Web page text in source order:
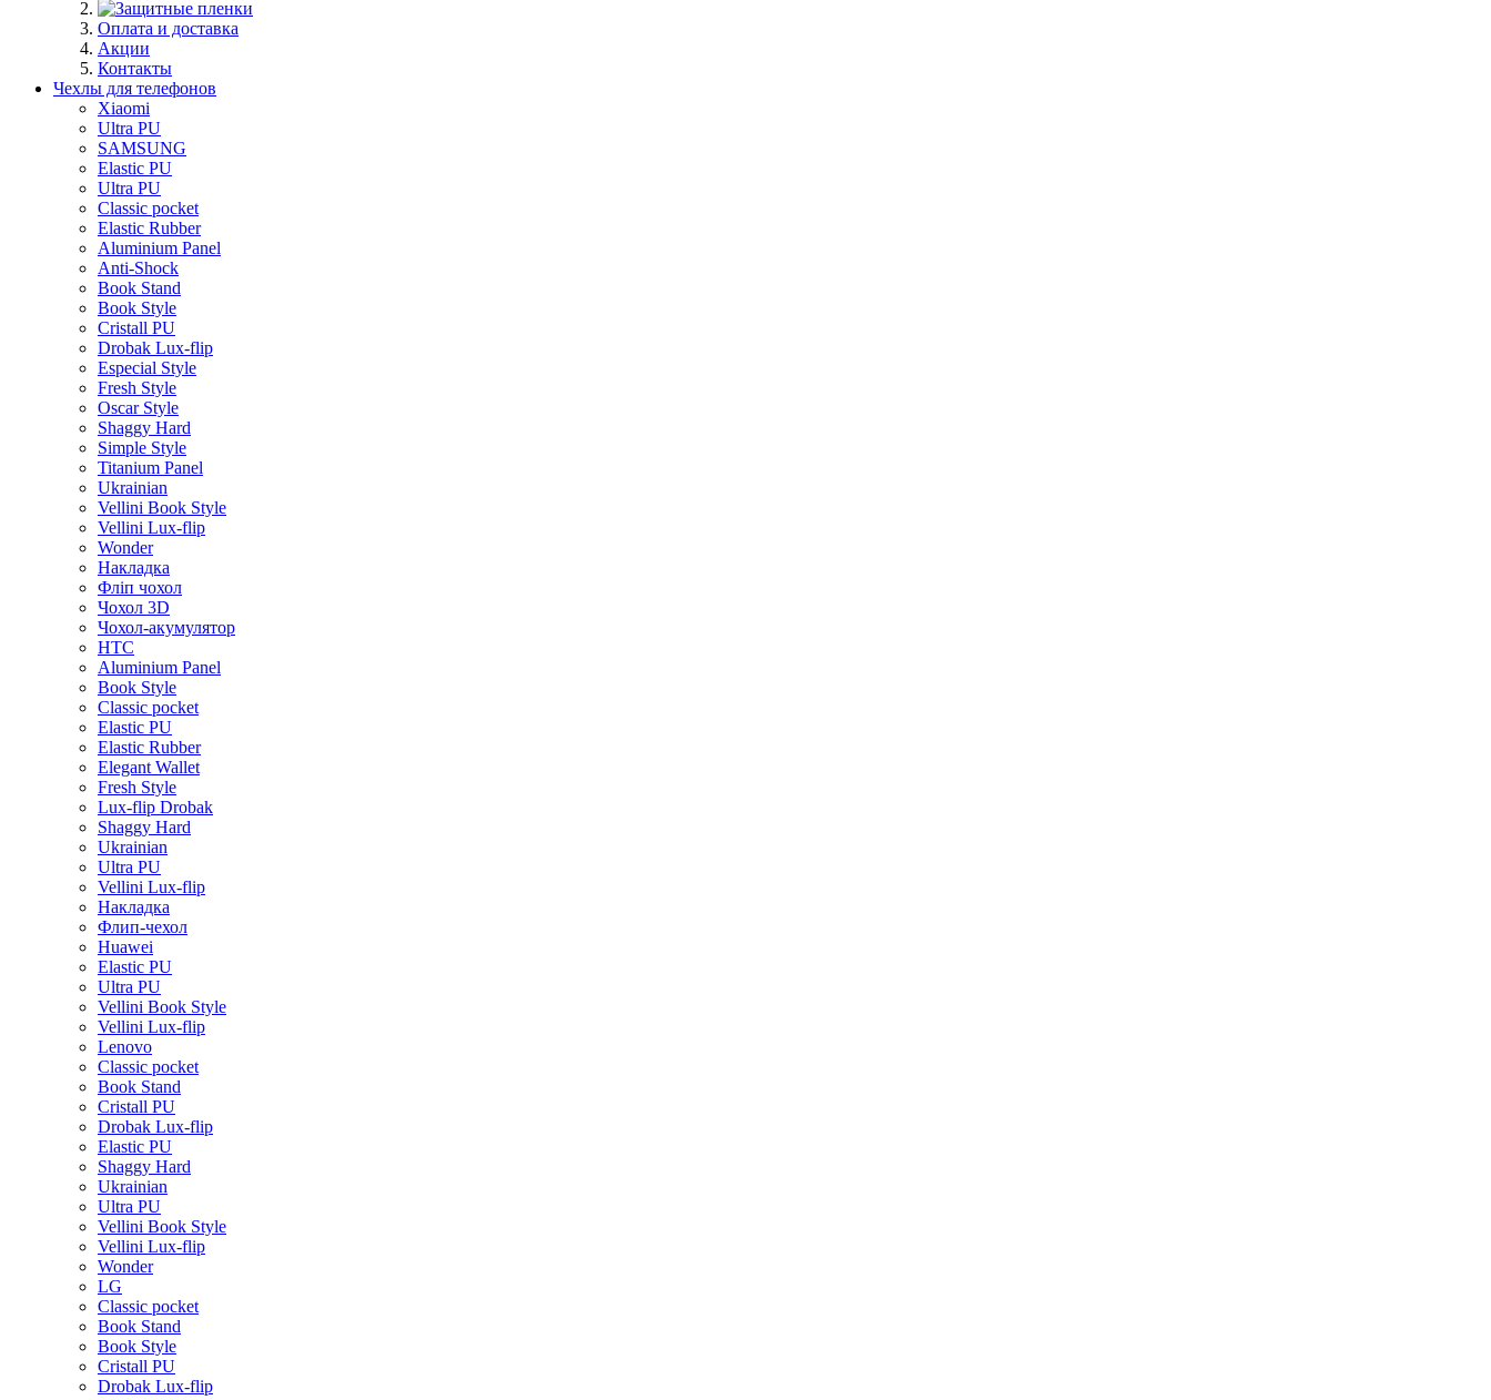
Оплата и доставка
Акции
Контакты
Чехлы для телефонов
Xiaomi
Ultra PU
SAMSUNG
Elastic PU
Ultra PU
Classic pocket
Elastic Rubber
Aluminium Panel
Anti-Shock
Book Stand
Book Style
Cristall PU
Drobak Lux-flip
Especial Style
Fresh Style
Oscar Style
Shaggy Hard
Simple Style
Titanium Panel
Ukrainian
Vellini Book Style
Vellini Lux-flip
Wonder
Накладка
Фліп чохол
Чохол 3D
Чохол-акумулятор
HTC
Aluminium Panel
Book Style
Classic pocket
Elastic PU
Elastic Rubber
Elegant Wallet
Fresh Style
Lux-flip Drobak
Shaggy Hard
Ukrainian
Ultra PU
Vellini Lux-flip
Накладка
Флип-чехол
Huawei
Elastic PU
Ultra PU
Vellini Book Style
Vellini Lux-flip
Lenovo
Classic pocket
Book Stand
Cristall PU
Drobak Lux-flip
Elastic PU
Shaggy Hard
Ukrainian
Ultra PU
Vellini Book Style
Vellini Lux-flip
Wonder
LG
Classic pocket
Book Stand
Book Style
Cristall PU
Drobak Lux-flip